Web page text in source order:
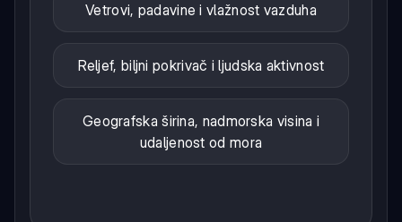
Vetrovi, padavine i vlažnost vazduha
Reljef, biljni pokrivač i ljudska aktivnost
Geografska širina, nadmorska visina i
udaljenost od mora